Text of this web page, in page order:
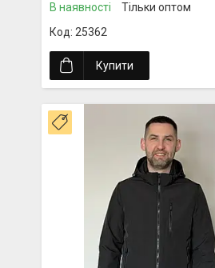
В наявності
Тільки оптом
25362
Купити